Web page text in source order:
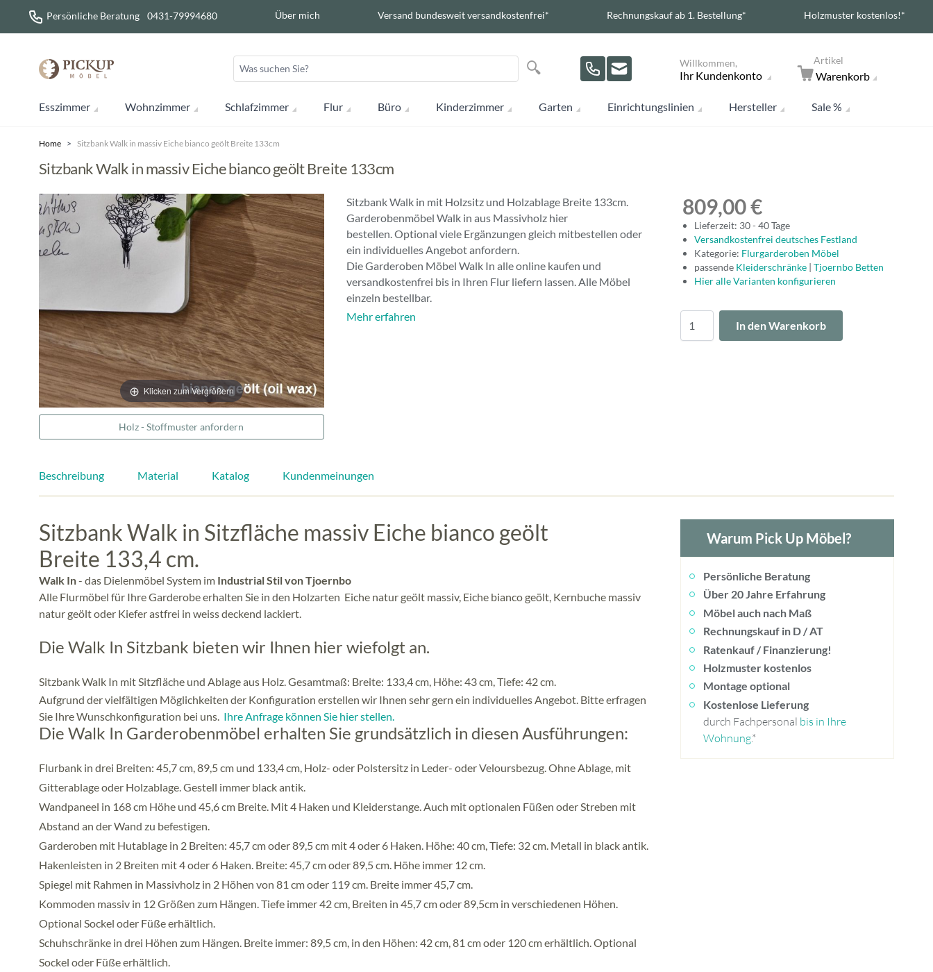
Direkt zum Inhalt
Persönliche Beratung 0431-79994680 Über mich Versand bundesweit versandkostenfrei* Rechnungskauf ab 1. Bestellung* Holzmuster kostenlos!*
Suche
Suche Willkommen,
Ihr Kundenkonto
Artikel
Warenkorb
Esszimmer Wohnzimmer Schlafzimmer Flur Büro Kinderzimmer Garten Einrichtungslinien Hersteller Sale %
Home > Sitzbank Walk in massiv Eiche bianco geölt Breite 133cm
Sitzbank Walk in massiv Eiche bianco geölt Breite 133cm
Klicken zum Vergrößern
Holz - Stoffmuster anfordern
Sitzbank Walk in mit Holzsitz und Holzablage Breite 133cm.
Garderobenmöbel Walk in aus Massivholz hier
bestellen. Optional viele Ergänzungen gleich mitbestellen oder
ein individuelles Angebot anfordern.
Die Garderoben Möbel Walk In alle online kaufen und
versandkostenfrei bis in Ihren Flur liefern lassen. Alle Möbel
einzeln bestellbar.
Mehr erfahren
809,00 €
Lieferzeit: 30 - 40 Tage
Versandkostenfrei deutsches Festland
Kategorie: Flurgarderoben Möbel
passende Kleiderschränke | Tjoernbo Betten
Hier alle Varianten konfigurieren
In den Warenkorb
Beschreibung Material Katalog Kundenmeinungen
Sitzbank Walk in Sitzfläche massiv Eiche bianco geölt
Breite 133,4 cm.
Walk In- das Dielenmöbel System im Industrial Stil von Tjoernbo
Alle Flurmöbel für Ihre Garderobe erhalten Sie in den Holzarten Eiche natur geölt massiv, Eiche bianco geölt, Kernbuche massiv
natur geölt oder Kiefer astfrei in weiss deckend lackiert.
Die Walk In Sitzbank bieten wir Ihnen hier wiefolgt an.
Sitzbank Walk In mit Sitzfläche und Ablage aus Holz. Gesamtmaß: Breite: 133,4 cm, Höhe: 43 cm, Tiefe: 42 cm.
Aufgrund der vielfältigen Möglichkeiten der Konfiguration erstellen wir Ihnen sehr gern ein individuelles Angebot. Bitte erfragen
Sie Ihre Wunschkonfiguration bei uns. Ihre Anfrage können Sie hier stellen.
Die Walk In Garderobenmöbel erhalten Sie grundsätzlich in diesen Ausführungen:
Flurbank in drei Breiten: 45,7 cm, 89,5 cm und 133,4 cm, Holz- oder Polstersitz in Leder- oder Veloursbezug. Ohne Ablage, mit
Gitterablage oder Holzablage. Gestell immer black antik.
Wandpaneel in 168 cm Höhe und 45,6 cm Breite. Mit 4 Haken und Kleiderstange. Auch mit optionalen Füßen oder Streben mit
Abstand an der Wand zu befestigen.
Garderoben mit Hutablage in 2 Breiten: 45,7 cm oder 89,5 cm mit 4 oder 6 Haken. Höhe: 40 cm, Tiefe: 32 cm. Metall in black antik.
Hakenleisten in 2 Breiten mit 4 oder 6 Haken. Breite: 45,7 cm oder 89,5 cm. Höhe immer 12 cm.
Spiegel mit Rahmen in Massivholz in 2 Höhen von 81 cm oder 119 cm. Breite immer 45,7 cm.
Kommoden massiv in 12 Größen zum Hängen. Tiefe immer 42 cm, Breiten in 45,7 cm oder 89,5cm in verschiedenen Höhen.
Optional Sockel oder Füße erhältlich.
Schuhschränke in drei Höhen zum Hängen. Breite immer: 89,5 cm, in den Höhen: 42 cm, 81 cm oder 120 cm erhältlich. Optional
Sockel oder Füße erhältlich.
Warum Pick Up Möbel?
Persönliche Beratung
Über 20 Jahre Erfahrung
Möbel auch nach Maß
Rechnungskauf in D / AT
Ratenkauf / Finanzierung!
Holzmuster kostenlos
Montage optional
Kostenlose Lieferung
durch Fachpersonal bis in Ihre
Wohnung.*